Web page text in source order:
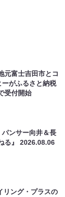
元富士吉田市とコ
がふるさと納税
受付開始
ンサー向井＆長
る』2026.08.06
リング・プラスの